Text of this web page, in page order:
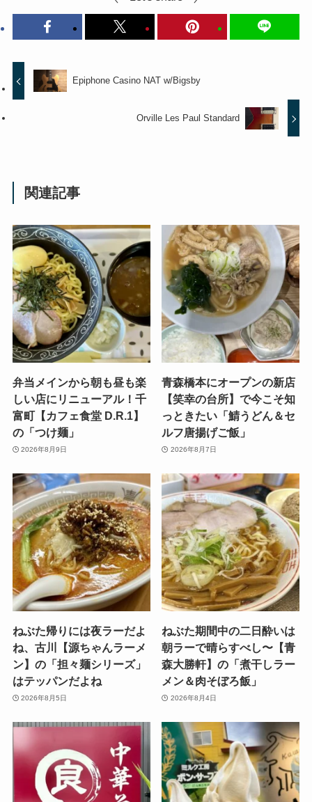
Epiphone Casino NAT w/Bigsby
Orville Les Paul Standard
関連記事
弁当メインから朝も昼も楽
しい店にリニューアル！千
富町【カフェ食堂 D.R.1】
の「つけ麺」
2026年8月9日
青森橋本にオープンの新店
【笑幸の台所】で今こそ知
っときたい「鯖うどん＆セ
ルフ唐揚げご飯」
2026年8月7日
ねぶた帰りには夜ラーだよ
ね、古川【源ちゃんラーメ
ン】の「担々麺シリーズ」
はテッパンだよね
2026年8月5日
ねぶた期間中の二日酔いは
朝ラーで晴らすべし〜【青
森大勝軒】の「煮干しラー
メン＆肉そぼろ飯」
2026年8月4日